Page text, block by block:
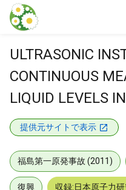
本文に飛ぶ
ULTRASONIC
CONTINUOUS
LIQUID LEVELS
提供元サイトで表示
福島第一原発事故 (2011)
復興 収録:日本原子力